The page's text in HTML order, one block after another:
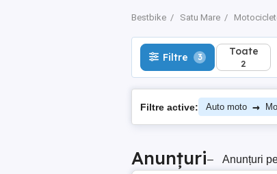
Bestbike Satu Mare
Filtre 3 Toate
2
Filtre active: Auto moto →
Anunțuri– Anunțuri